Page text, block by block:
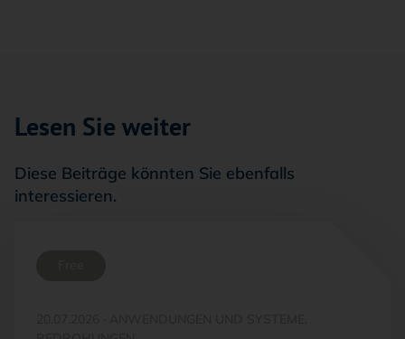
Lesen Sie weiter
Diese Beiträge könnten Sie ebenfalls
interessieren.